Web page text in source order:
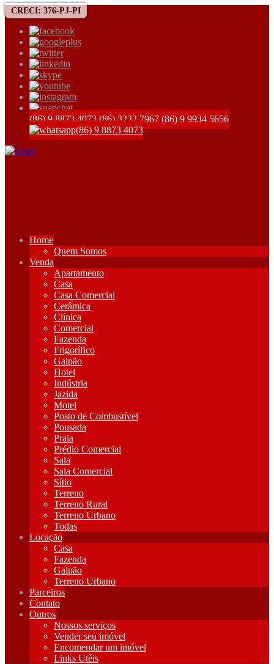
CRECI: 376-PJ-PI
(86) 9 8873 4073 (86) 3232 7967 (86) 9 9934 5656
(86) 9 8873 4073
Home
Quem Somos
Venda
Apartamento
Casa
Casa Comercial
Cerâmica
Clínica
Comercial
Fazenda
Frigorífico
Galpão
Hotel
Indústria
Jazida
Motel
Posto de Combustível
Pousada
Praia
Prédio Comercial
Sala
Sala Comercial
Sítio
Terreno
Terreno Rural
Terreno Urbano
Todas
Locação
Casa
Fazenda
Galpão
Terreno Urbano
Parceiros
Contato
Outros
Nossos serviços
Vender seu imóvel
Encomendar um imóvel
Links Utéis